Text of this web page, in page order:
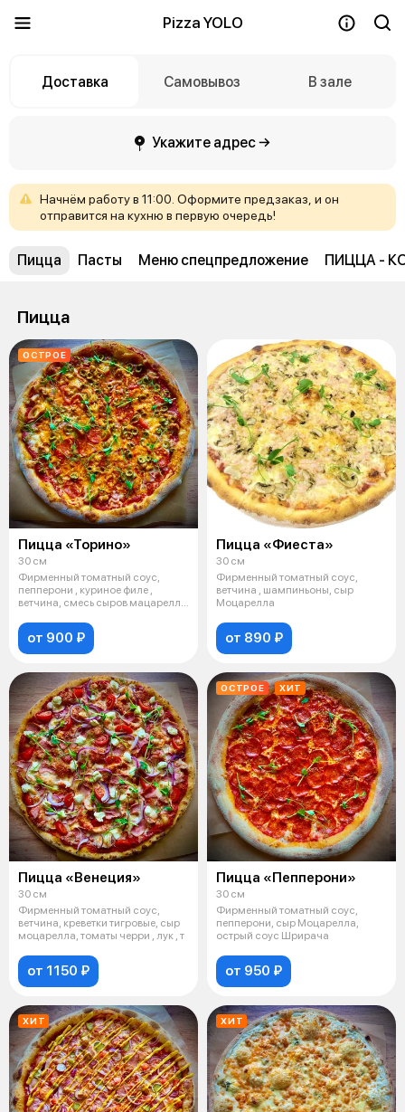
Pizza YOLO
Доставка Самовывоз В зале
Укажите адрес →
Начнём работув 11:00. Оформите предзаказ, и он
отправится на кухню в первую очередь!
Пицца Пасты Меню спецпредложение ПИЦЦА -
Пицца
ОСТРОЕ
Пицца «Торино»
30 см
Фирменный томатный соус,
пепперони , куриное филе ,
ветчина, смесь сыров мацарелла
от 900 ₽
Пицца «Фиеста»
30 см
Фирменный томатный соус,
ветчина , шампиньоны, сыр
Моцарелла
от 890 ₽
Пицца «Венеция»
30 см
Фирменный томатный соус,
ветчина, креветки тигровые, сыр
моцарелла, томаты черри , лук , т
от 1150 ₽
ОСТРОЕ ХИТ
Пицца «Пепперони»
30 см
Фирменный томатный соус,
пепперони, сыр Моцарелла,
острый соус Шрирача
от 950 ₽
ХИТ ХИТ